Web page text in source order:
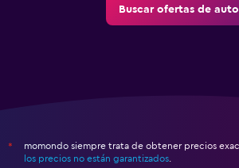
Buscar ofertas de auto
*
momondo siempre trata de obtener precios
los precios no están garantizados.